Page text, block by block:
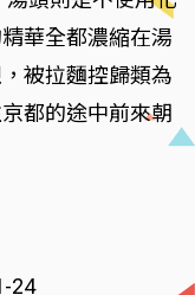
華全都濃縮在湯
被拉麵控歸類為
都的途中前來朝
24